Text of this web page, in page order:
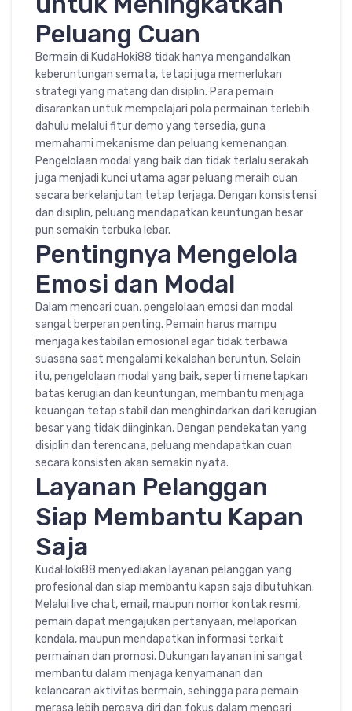
Peluang Cuan
Bermain di KudaHoki88 tidak hanya mengandalkan
keberuntungan semata, tetapi juga memerlukan
strategi yang matang dan disiplin. Para pemain
disarankan untuk mempelajari pola permainan terlebih
dahulu melalui fitur demo yang tersedia, guna
memahami mekanisme dan peluang kemenangan.
Pengelolaan modal yang baik dan tidak terlalu serakah
juga menjadi kunci utama agar peluang meraih cuan
secara berkelanjutan tetap terjaga. Dengan konsistensi
dan disiplin, peluang mendapatkan keuntungan besar
pun semakin terbuka lebar.
Pentingnya Mengelola
Emosi dan Modal
Dalam mencari cuan, pengelolaan emosi dan modal
sangat berperan penting. Pemain harus mampu
menjaga kestabilan emosional agar tidak terbawa
suasana saat mengalami kekalahan beruntun. Selain
itu, pengelolaan modal yang baik, seperti menetapkan
batas kerugian dan keuntungan, membantu menjaga
keuangan tetap stabil dan menghindarkan dari kerugian
besar yang tidak diinginkan. Dengan pendekatan yang
disiplin dan terencana, peluang mendapatkan cuan
secara konsisten akan semakin nyata.
Layanan Pelanggan
Siap Membantu Kapan
Saja
KudaHoki88 menyediakan layanan pelanggan yang
profesional dan siap membantu kapan saja dibutuhkan.
Melalui live chat, email, maupun nomor kontak resmi,
pemain dapat mengajukan pertanyaan, melaporkan
kendala, maupun mendapatkan informasi terkait
permainan dan promosi. Dukungan layanan ini sangat
membantu dalam menjaga kenyamanan dan
kelancaran aktivitas bermain, sehingga para pemain
merasa lebih percaya diri dan fokus dalam mencari